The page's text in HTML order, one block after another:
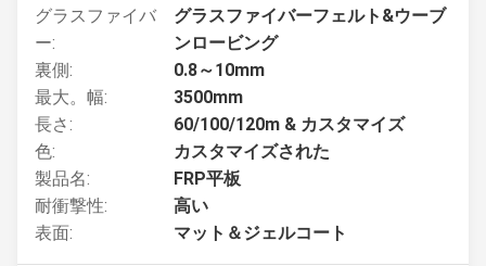
グラスファイバ
ー:
グラスファイバーフェルト&ウーブ
ンロービング
裏側:
0.8～10mm
最大。幅:
3500mm
長さ:
60/100/120m & カスタマイズ
色:
カスタマイズされた
製品名:
FRP平板
耐衝撃性:
高い
表面:
マット＆ジェルコート